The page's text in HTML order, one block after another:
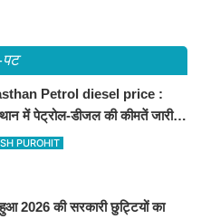
Petrol diesel price :
में पेट्रोल-डीजल की कीमतें जारी,
बीकानेर समेत पुरे प्रदेश में नए रेट
PUROHIT
हुआ 2026 की सरकारी छुट्टियों का